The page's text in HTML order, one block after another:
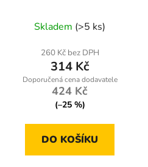
lm + zadní 120 lm, USB
nabíjení
Skladem (>5 ks)
260 Kč bez DPH
314 Kč
424 Kč
(–25 %)
DO KOŠÍKU